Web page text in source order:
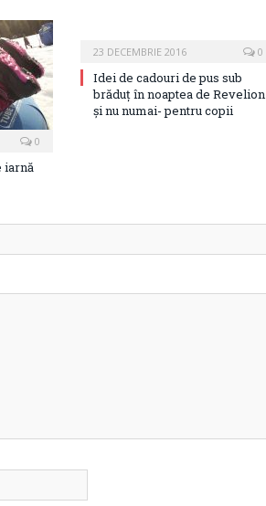
0
iarnă
23 DECEMBRIE 2016 0
Idei de cadouri de pus sub
brăduț în noaptea de Revelion
și nu numai- pentru copii